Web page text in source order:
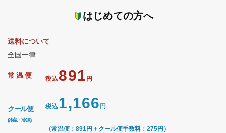
はじめての方へ
送料について
全国一律
常温便 税込891 円
クール便
(冷蔵・冷凍)
税込1,166 円
（常温便：891円＋クール便手数料：275円）